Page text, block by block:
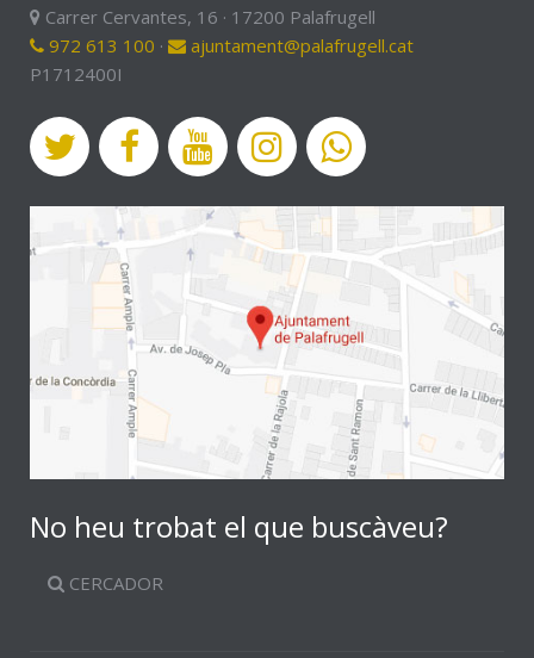
Carrer Cervantes, 16 · 17200 Palafrugell
972 613 100 ·
ajuntament@palafrugell.cat
P1712400I
No heu trobat el que buscàveu?
CERCADOR